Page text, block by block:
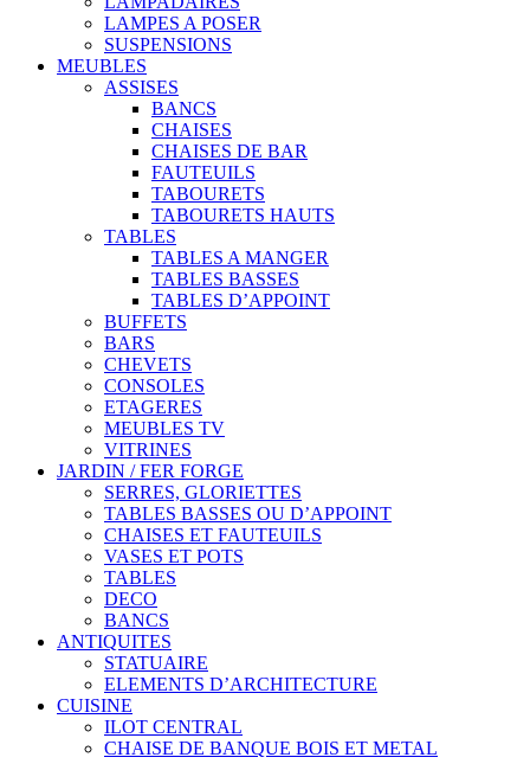
LAMPES A POSER
SUSPENSIONS
MEUBLES
ASSISES
BANCS
CHAISES
CHAISES DE BAR
FAUTEUILS
TABOURETS
TABOURETS HAUTS
TABLES
TABLES A MANGER
TABLES BASSES
TABLES D’APPOINT
BUFFETS
BARS
CHEVETS
CONSOLES
ETAGERES
MEUBLES TV
VITRINES
JARDIN / FER FORGE
SERRES, GLORIETTES
TABLES BASSES OU D’APPOINT
CHAISES ET FAUTEUILS
VASES ET POTS
TABLES
DECO
BANCS
ANTIQUITES
STATUAIRE
ELEMENTS D’ARCHITECTURE
CUISINE
ILOT CENTRAL
CHAISE DE BANQUE BOIS ET METAL